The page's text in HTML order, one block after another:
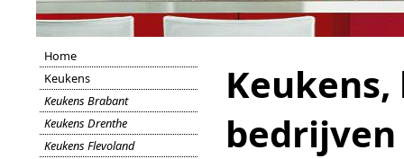
keukens,
Home
Keukens
Keukens Brabant
Keukens Drenthe
Keukens Flevoland